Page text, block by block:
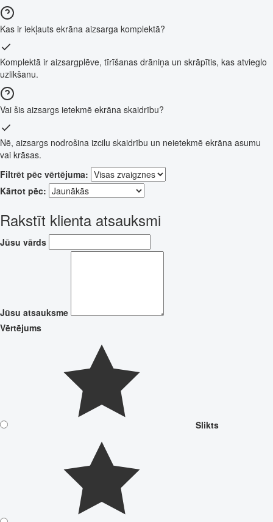
Kas ir iekļauts ekrāna aizsarga komplektā?
Komplektā ir aizsargplēve, tīrīšanas drāniņa un skrāpītis, kas atvieglo
uzlikšanu.
Vai šis aizsargs ietekmē ekrāna skaidrību?
Nē, aizsargs nodrošina izcilu skaidrību un neietekmē ekrāna asumu
vai krāsas.
Filtrēt pēc vērtējuma:
Kārtot pēc:
Rakstīt klienta atsauksmi
Jūsu vārds
Jūsu atsauksme
Vērtējums
Slikts